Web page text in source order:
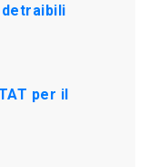
per il